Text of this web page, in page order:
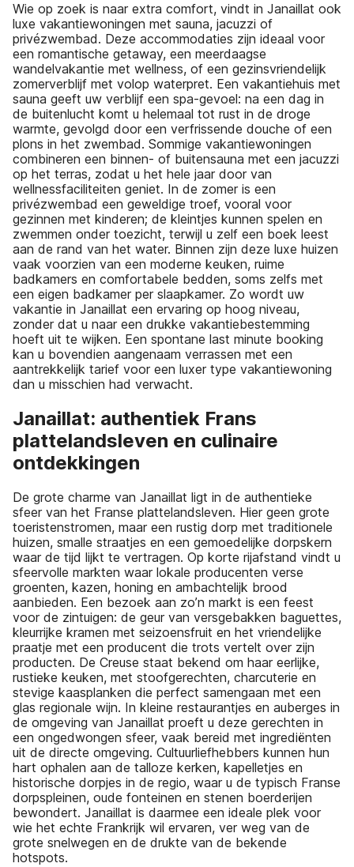
Wie op zoek is naar extra comfort, vindt in Janaillat ook
luxe vakantiewoningen met sauna, jacuzzi of
privézwembad. Deze accommodaties zijn ideaal voor
een romantische getaway, een meerdaagse
wandelvakantie met wellness, of een gezinsvriendelijk
zomerverblijf met volop waterpret. Een vakantiehuis met
sauna geeft uw verblijf een spa-gevoel: na een dag in
de buitenlucht komt u helemaal tot rust in de droge
warmte, gevolgd door een verfrissende douche of een
plons in het zwembad. Sommige vakantiewoningen
combineren een binnen- of buitensauna met een jacuzzi
op het terras, zodat u het hele jaar door van
wellnessfaciliteiten geniet. In de zomer is een
privézwembad een geweldige troef, vooral voor
gezinnen met kinderen; de kleintjes kunnen spelen en
zwemmen onder toezicht, terwijl u zelf een boek leest
aan de rand van het water. Binnen zijn deze luxe huizen
vaak voorzien van een moderne keuken, ruime
badkamers en comfortabele bedden, soms zelfs met
een eigen badkamer per slaapkamer. Zo wordt uw
vakantie in Janaillat een ervaring op hoog niveau,
zonder dat u naar een drukke vakantiebestemming
hoeft uit te wijken. Een spontane last minute booking
kan u bovendien aangenaam verrassen met een
aantrekkelijk tarief voor een luxer type vakantiewoning
dan u misschien had verwacht.
Janaillat: authentiek Frans
plattelandsleven en culinaire
ontdekkingen
De grote charme van Janaillat ligt in de authentieke
sfeer van het Franse plattelandsleven. Hier geen grote
toeristenstromen, maar een rustig dorp met traditionele
huizen, smalle straatjes en een gemoedelijke dorpskern
waar de tijd lijkt te vertragen. Op korte rijafstand vindt u
sfeervolle markten waar lokale producenten verse
groenten, kazen, honing en ambachtelijk brood
aanbieden. Een bezoek aan zo’n markt is een feest
voor de zintuigen: de geur van versgebakken baguettes,
kleurrijke kramen met seizoensfruit en het vriendelijke
praatje met een producent die trots vertelt over zijn
producten. De Creuse staat bekend om haar eerlijke,
rustieke keuken, met stoofgerechten, charcuterie en
stevige kaasplanken die perfect samengaan met een
glas regionale wijn. In kleine restaurantjes en auberges in
de omgeving van Janaillat proeft u deze gerechten in
een ongedwongen sfeer, vaak bereid met ingrediënten
uit de directe omgeving. Cultuurliefhebbers kunnen hun
hart ophalen aan de talloze kerken, kapelletjes en
historische dorpjes in de regio, waar u de typisch Franse
dorpspleinen, oude fonteinen en stenen boerderijen
bewondert. Janaillat is daarmee een ideale plek voor
wie het echte Frankrijk wil ervaren, ver weg van de
grote snelwegen en de drukte van de bekende
hotspots.